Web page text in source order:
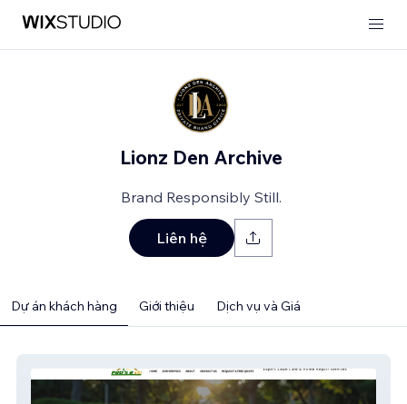
Lionz Den Archive
Brand Responsibly Still.
Liên hệ
Dự án khách hàng Giới thiệu Dịch vụ và Giá